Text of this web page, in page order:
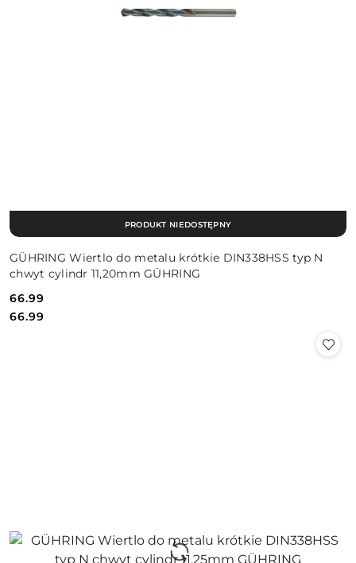
GÜHRING Wiertlo do metalu krótkie DIN338HSS typ N
chwyt cylindr 11,20mm GÜHRING
Cena:
66.99
Cena:
66.99
PRODUKT NIEDOSTĘPNY